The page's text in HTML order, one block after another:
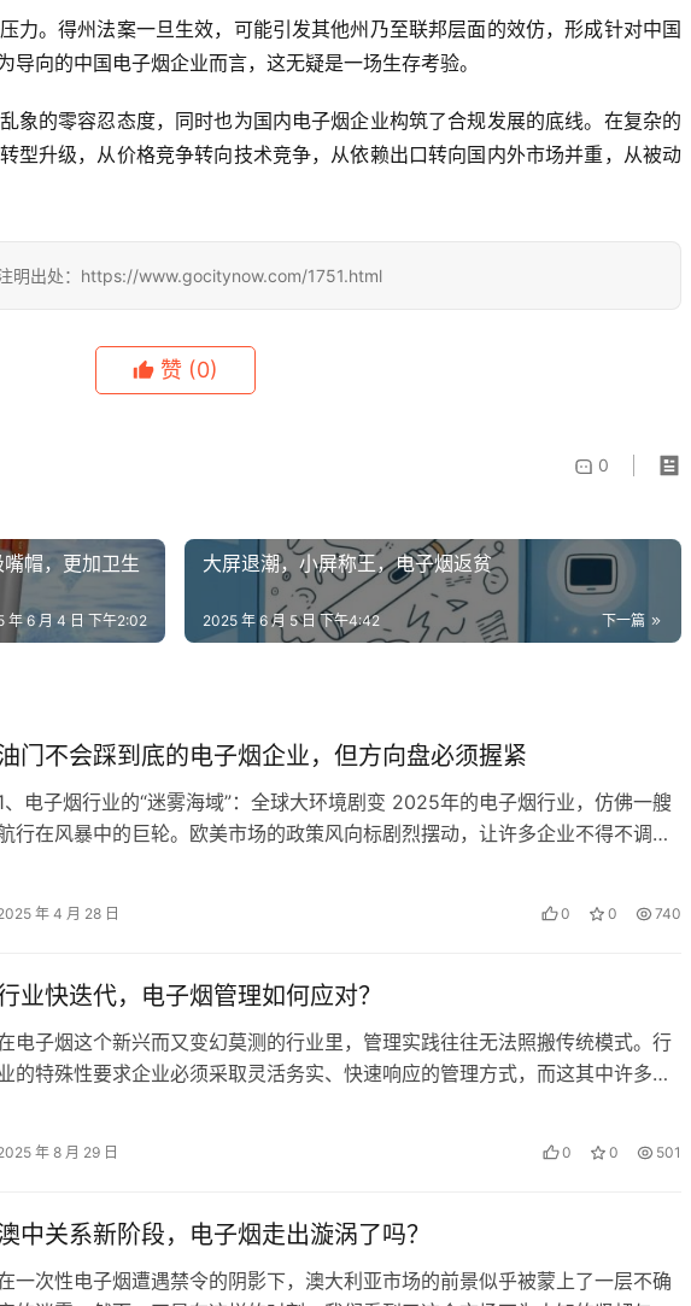
力。得州法案一旦生效，可能引发其他州乃至联邦层面的效仿，形成针对中国
向的中国电子烟企业而言，这无疑是一场生存考验。
象的零容忍态度，同时也为国内电子烟企业构筑了合规发展的底线。在复杂的
型升级，从价格竞争转向技术竞争，从依赖出口转向国内外市场并重，从被动
明出处：https://www.gocitynow.com/1751.html
赞 (0)
0
帽，更加卫生
年 6 月 4 日 下午2:02
大屏退潮，小屏称王，电子烟返贫
下一篇
2025 年 6 月 5 日 下午4:42
门不会踩到底的电子烟企业，但方向盘必须握紧
、电子烟行业的“迷雾海域”：全球大环境剧变 2025年的电子烟行业，仿佛一艘
行在风暴中的巨轮。欧美市场的政策风向标剧烈摆动，让许多企业不得不调整
年 4 月 28 日 0 0 740
业快迭代，电子烟管理如何应对？
电子烟这个新兴而又变幻莫测的行业里，管理实践往往无法照搬传统模式。行
的特殊性要求企业必须采取灵活务实、快速响应的管理方式，而这其中许多做
年 8 月 29 日 0 0 501
中关系新阶段，电子烟走出漩涡了吗？
一次性电子烟遭遇禁令的阴影下，澳大利亚市场的前景似乎被蒙上了一层不确